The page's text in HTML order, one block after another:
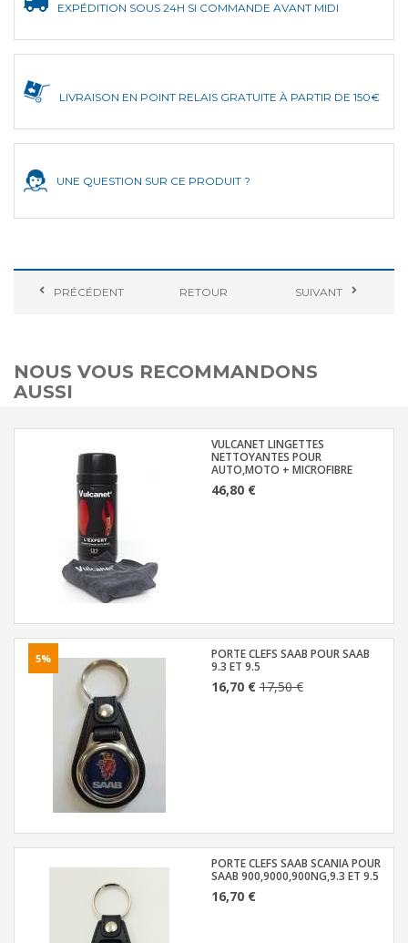
EXPÉDITION SOUS 24H SI COMMANDE AVANT MIDI
LIVRAISON EN POINT RELAIS GRATUITE À PARTIR DE 150€
UNE QUESTION SUR CE PRODUIT ?
PRÉCÉDENT RETOUR SUIVANT
NOUS VOUS RECOMMANDONS
AUSSI
VULCANET LINGETTES
NETTOYANTES POUR
AUTO,MOTO + MICROFIBRE
46,80 €
5%
PORTE CLEFS SAAB POUR SAAB
9.3 ET 9.5
16,70 €17,50 €
PORTE CLEFS SAAB SCANIA POUR
SAAB 900,9000,900NG,9.3 ET 9.5
16,70 €